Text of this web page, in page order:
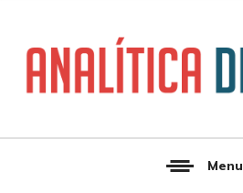
Menu